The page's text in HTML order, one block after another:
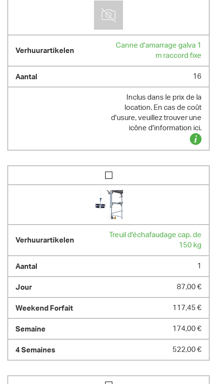
Canne d'amarrage galva 1
m raccord fixe
16
Inclus dans le prix de la
location. En cas de coût
d'usure, veuillez trouver une
icône d'information ici.
Treuil d'échafaudage cap. de
150 kg
1
87,00 €
117,45 €
174,00 €
522,00 €